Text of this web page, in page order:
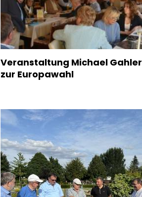
Veranstaltung Michael Gahler
zur Europawahl